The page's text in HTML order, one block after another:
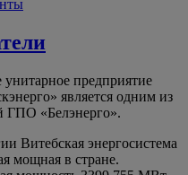
унитарное предприятие
является одним из
ГПО «Белэнерго».
Витебская энергосистема
мощная в стране.